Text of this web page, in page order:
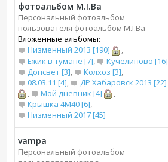
фотоальбом M.I.Bа
Персональный фотоальбом
пользователя фотоальбом M.I.Bа
Вложенные альбомы:
Низменный 2013 [190]
,
Ежик в тумане [7]
Кучелиново [16]
Допсвет [3]
Колхоз [3]
08.03.11 [4]
ДР Хабаровск 2013 [22]
Мой дневник [4]
Крышка 4М40 [6],
Низменный 2017 [45]
vampa
Персональный фотоальбом